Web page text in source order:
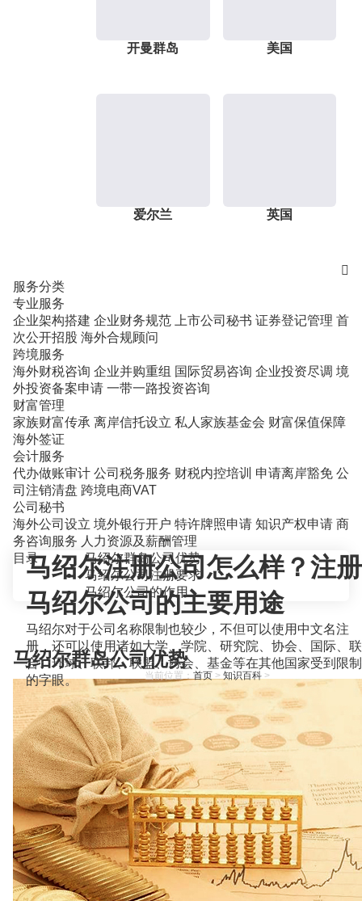
开曼群岛 美国
爱尔兰 英国

服务分类
专业服务
企业架构搭建 企业财务规范 上市公司秘书 证券登记管理 首
次公开招股 海外合规顾问
跨境服务
海外财税咨询 企业并购重组 国际贸易咨询 企业投资尽调 境
外投资备案申请 一带一路投资咨询
财富管理
家族财富传承 离岸信托设立 私人家族基金会 财富保值保障
海外签证
会计服务
代办做账审计 公司税务服务 财税内控培训 申请离岸豁免 公
司注销清盘 跨境电商VAT
公司秘书
海外公司设立 境外银行开户 特许牌照申请 知识产权申请 商
务咨询服务 人力资源及薪酬管理
当前位置： 首页> 知识百科>
马绍尔注册公司怎么样？注册
马绍尔公司的主要用途
马绍尔对于公司名称限制也较少，不但可以使用中文名注
册，还可以使用诸如大学、学院、研究院、协会、国际、联
合、环球、联邦、联盟、协会、基金等在其他国家受到限制
的字眼。
目录
马绍尔群岛公司优势
马绍尔公司注册要求
马绍尔公司的作用
马绍尔群岛公司优势